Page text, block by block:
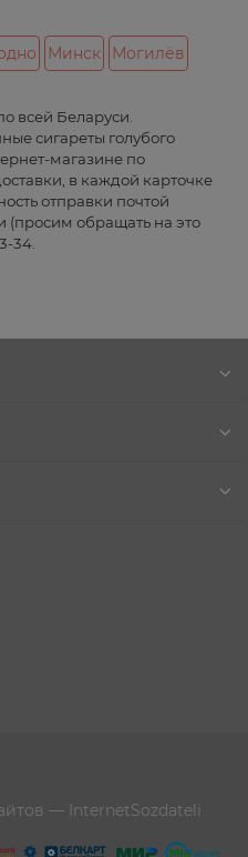
Минск Могилёв
всей Беларуси.
сигареты голубого
магазине по
в каждой карточке
отправки почтой
(просим обращать на это
34.
— InternetSozdateli